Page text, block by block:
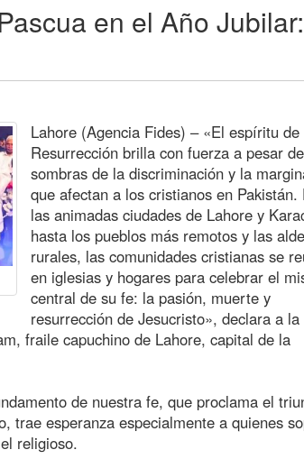
en el Año
Lahore (Agencia Fides) – «El espíritu de
Resurrección brilla con fuerza a pesar
sombras de la discriminación y la
que afectan a los cristianos en Pakistán.
las animadas ciudades de Lahore y
hasta los pueblos más remotos y las
rurales, las comunidades cristianas se
en iglesias y hogares para celebrar el
central de su fe: la pasión, muerte y
resurrección de Jesucristo», declara a la
fraile capuchino de Lahore, capital de la
de nuestra fe, que proclama el
trae esperanza especialmente a quienes
religioso.